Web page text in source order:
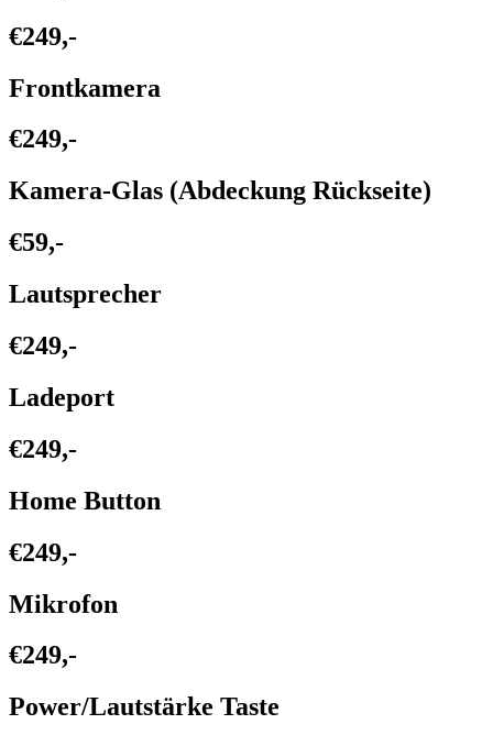
€249,-
Frontkamera
€249,-
Kamera-Glas (Abdeckung Rückseite)
€59,-
Lautsprecher
€249,-
Ladeport
€249,-
Home Button
€249,-
Mikrofon
€249,-
Power/Lautstärke Taste